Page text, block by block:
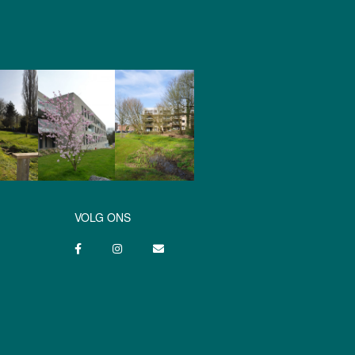
VOLG ONS